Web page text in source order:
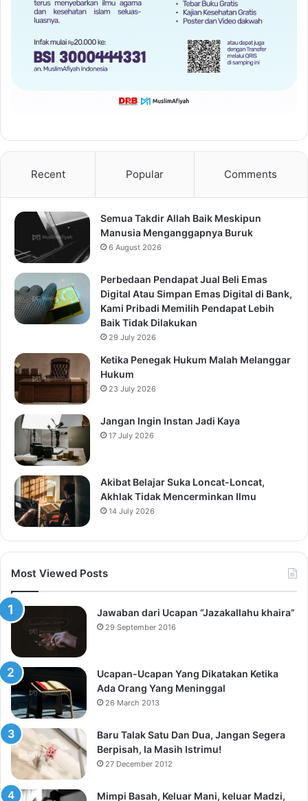
Recent Popular Comments
Semua Takdir Allah Baik Meskipun
Manusia Menganggapnya Buruk
6 August 2026
Perbedaan Pendapat Jual Beli Emas
Digital Atau Simpan Emas Digital di Bank,
Kami Pribadi Memilih Pendapat Lebih
Baik Tidak Dilakukan
29 July 2026
Ketika Penegak Hukum Malah Melanggar
Hukum
23 July 2026
Jangan Ingin Instan Jadi Kaya
17 July 2026
Akibat Belajar Suka Loncat-Loncat,
Akhlak Tidak Mencerminkan Ilmu
14 July 2026
Most Viewed Posts
Jawaban dari Ucapan “Jazakallahu khaira”
29 September 2016
Ucapan-Ucapan Yang Dikatakan Ketika
Ada Orang Yang Meninggal
26 March 2013
Baru Talak Satu Dan Dua, Jangan Segera
Berpisah, Ia Masih Istrimu!
27 December 2012
Mimpi Basah, Keluar Mani, keluar Madzi,